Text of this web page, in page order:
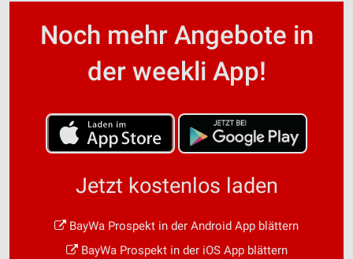
Noch mehr Angebote in
der weekli App!
Jetzt kostenlos laden
BayWa Prospekt in der Android App blättern
BayWa Prospekt in der iOS App blättern